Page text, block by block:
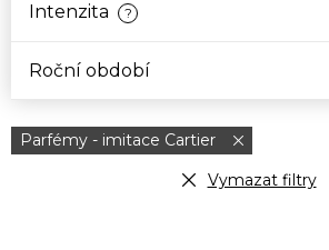
Intenzita ?
Roční období
Parfémy - imitace Cartier
Vymazat filtry